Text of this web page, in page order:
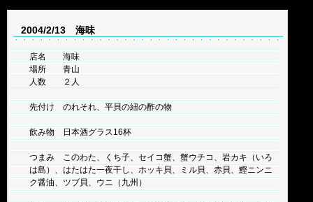
2004/2/13 海味
店名 海味
場所 青山
人数 ２人
先付け のれそれ、平貝の紐の酢の物
飲み物 日本酒グラス16杯
つまみ このわた、くち子、セイコ蟹、蟹ウチコ、岩カキ（いろ
は島）、はたはた一夜干し、ホッキ貝、ミル貝、赤貝、鰹ニンニ
ク醤油、ツブ貝、ウニ（九州）